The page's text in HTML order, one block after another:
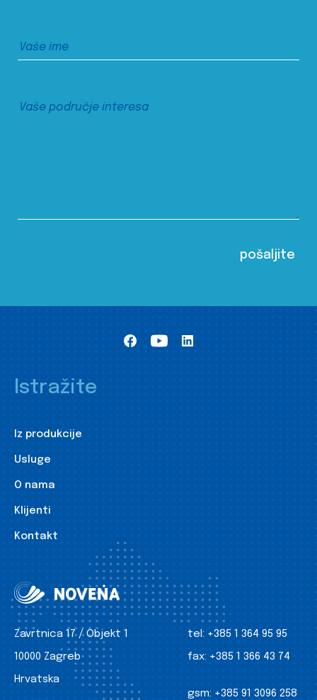
Istražite
Iz produkcije
Usluge
O nama
Klijenti
Kontakt
Zavrtnica 17 / Objekt 1
10000 Zagreb
Hrvatska
tel: +385 1 364 95 95
fax: +385 1 366 43 74
gsm: +385 91 3096 258